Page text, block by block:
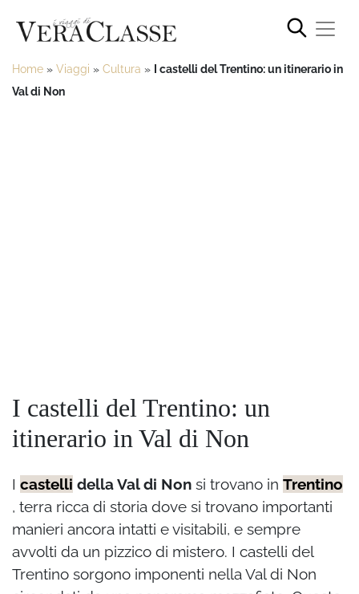
Home » Viaggi » Cultura » I castelli del Trentino: un itinerario in
Val di Non
I castelli del Trentino: un
itinerario in Val di Non
I castelli della Val di Non si trovano in Trentino
, terra ricca di storia dove si trovano importanti
manieri ancora intatti e visitabili, e sempre
avvolti da un pizzico di mistero. I castelli del
Trentino sorgono imponenti nella Val di Non